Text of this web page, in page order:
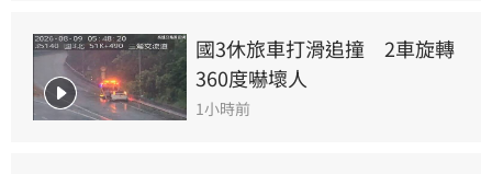
國3休旅車打滑追撞　2車旋轉
360度嚇壞人
1小時前